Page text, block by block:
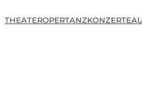
THEATEROPERTANZKONZERTE